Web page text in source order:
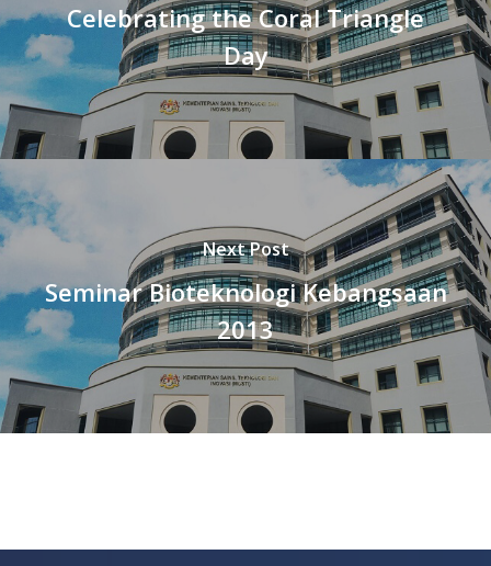
Celebrating the Coral Triangle
Day
Next Post
Seminar Bioteknologi Kebangsaan
2013